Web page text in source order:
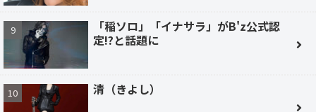
「稲ソロ」「イナサラ」がB'z公式認
定!?と話題に
清（きよし）